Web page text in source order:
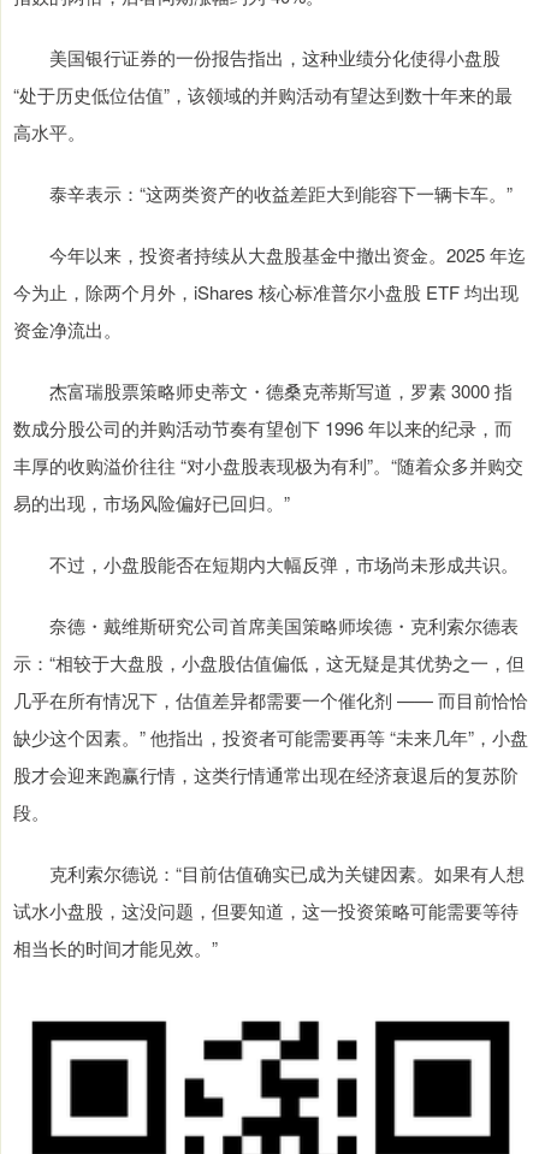
美国银行证券的一份报告指出，这种业绩分化使得小盘股
“处于历史低位估值”，该领域的并购活动有望达到数十年来的最
高水平。
泰辛表示：“这两类资产的收益差距大到能容下一辆卡车。”
今年以来，投资者持续从大盘股基金中撤出资金。2025 年迄
今为止，除两个月外，iShares 核心标准普尔小盘股 ETF 均出现
资金净流出。
杰富瑞股票策略师史蒂文・德桑克蒂斯写道，罗素 3000 指
数成分股公司的并购活动节奏有望创下 1996 年以来的纪录，而
丰厚的收购溢价往往 “对小盘股表现极为有利”。“随着众多并购交
易的出现，市场风险偏好已回归。”
不过，小盘股能否在短期内大幅反弹，市场尚未形成共识。
奈德・戴维斯研究公司首席美国策略师埃德・克利索尔德表
示：“相较于大盘股，小盘股估值偏低，这无疑是其优势之一，但
几乎在所有情况下，估值差异都需要一个催化剂 —— 而目前恰恰
缺少这个因素。” 他指出，投资者可能需要再等 “未来几年”，小盘
股才会迎来跑赢行情，这类行情通常出现在经济衰退后的复苏阶
段。
克利索尔德说：“目前估值确实已成为关键因素。如果有人想
试水小盘股，这没问题，但要知道，这一投资策略可能需要等待
相当长的时间才能见效。”